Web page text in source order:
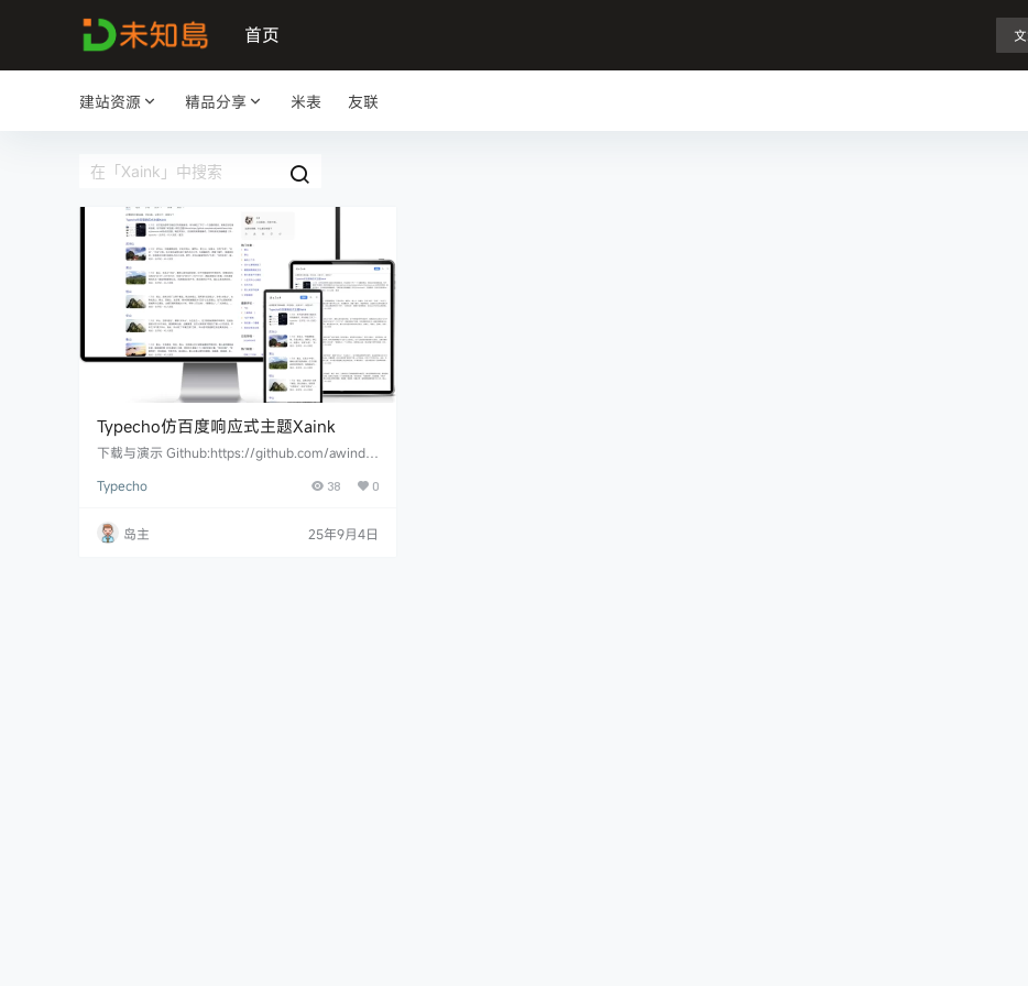
首页
建站资源 精品分享 米表 友联
Typecho仿百度响应式主题Xaink
下载与演示 Github:https://github.com/awinds/
响应式设计，支持明亮和黑暗模式。 文章列表支
持评论表情OwO。 文章和页面直接支持点赞和
取消，不使用插件。 支持配置作者个人社交账号
Typecho 38 0
岛主
25年9月4日